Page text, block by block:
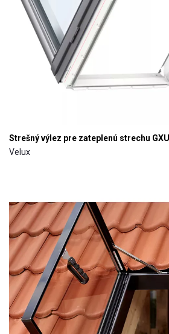
Strešný výlez pre zateplenú strechu GXU
Velux